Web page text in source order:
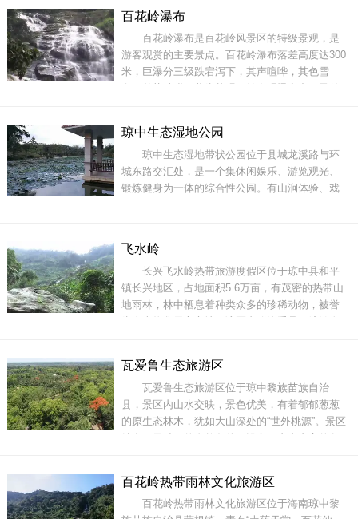
一体的服务岛内外的公园。琼崖纵队的前身是琼
崖工农红军，是解放军的组成部分，在党的
百花岭瀑布
百花岭瀑布是百花岭风景区的特级景观，是
游客观赏的主要景点。百花岭瀑布落差高度达300
米，巨瀑分三级跌宕泻下，其声喧哗，其色雪
药池”，据说这级瀑布的井型池中，随着飞瀑的冲
击，不是腾滚出一种红色的花果，是包治百病的
灵丹妙药，故
琼中生态湿地公园
琼中生态湿地带状公园位于县城龙溪路与环
城东路交汇处，是一个集休闲娱乐、游览观光、
锻炼健身为一体的综合性公园。有山涧体验、戏
的水都是附近山上流下的山泉，湿地中心有片高
地“小岛”，建有3层楼高的凉亭，“小岛”
飞水岭
长兴飞水岭热带旅游度假区位于琼中县和平
镇长兴地区，占地面积5.6万亩，有茂密的热带山
地雨林，林中栖息着种类众多的珍稀动物，被誉
小38个自然景观点，是一个天然森林公园和理想
的观光旅游度假休闲胜地。飞水岭瀑布原来叫仙
女瀑布。
瓦爱鲁生态旅游区
瓦爱鲁生态旅游区位于琼中黎族苗族自治
县，景区内山水交映，景色优美，有着郁郁葱葱
的原生态林木，犹如大山深处的“世外桃源”。景区
结合得天独厚的自然条件，设立了内容丰富的各
木参天，奇伟险峻，漫江碧透，水清见底，沙礁
可辨，卵石可数，景色变幻神奇。听海南琼中大
百花岭热带雨林文化旅游区
百花岭热带雨林文化旅游区位于海南琼中黎